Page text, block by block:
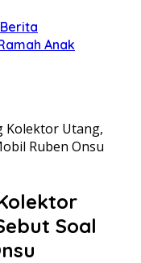
Anak
Kolektor Utang,
Ruben Onsu
Soal